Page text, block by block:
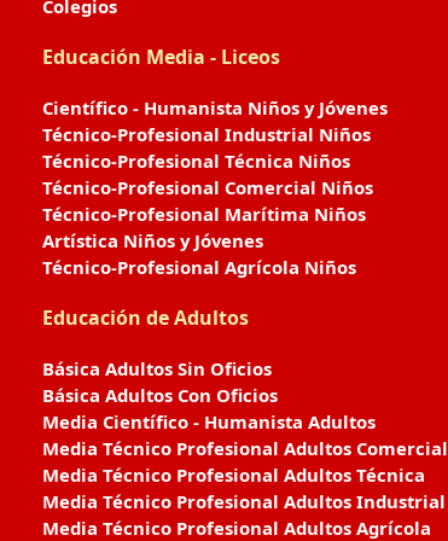
Colegios
Educación Media - Liceos
Científico - Humanista Niños y Jóvenes
Técnico-Profesional Industrial Niños
Técnico-Profesional Técnica Niños
Técnico-Profesional Comercial Niños
Técnico-Profesional Marítima Niños
Artística Niños y Jóvenes
Técnico-Profesional Agrícola Niños
Educación de Adultos
Básica Adultos Sin Oficios
Básica Adultos Con Oficios
Media Científico - Humanista Adultos
Media Técnico Profesional Adultos Comercial
Media Técnico Profesional Adultos Técnica
Media Técnico Profesional Adultos Industrial
Media Técnico Profesional Adultos Agrícola